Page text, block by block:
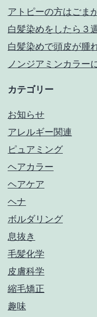
アトピーの方はごま
白髪染めをしたら３
白髪染めで頭皮が腫
ノンジアミンカラー
カテゴリー
お知らせ
アレルギー関連
ピュアミング
ヘアカラー
ヘアケア
ヘナ
ボルダリング
息抜き
毛髪化学
皮膚科学
縮毛矯正
趣味